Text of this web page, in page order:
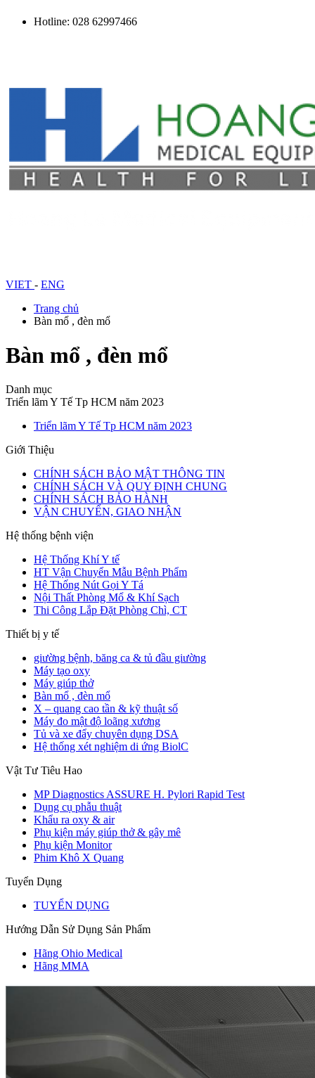
Hotline: 028 62997466
VIET - ENG
Trang chủ
Bàn mổ , đèn mổ
Bàn mổ , đèn mổ
Danh mục
Triển lãm Y Tế Tp HCM năm 2023
Triển lãm Y Tế Tp HCM năm 2023
Giới Thiệu
CHÍNH SÁCH BẢO MẬT THÔNG TIN
CHÍNH SÁCH VÀ QUY ĐỊNH CHUNG
CHÍNH SÁCH BẢO HÀNH
VẬN CHUYỂN, GIAO NHẬN
Hệ thống bệnh viện
Hệ Thống Khí Y tế
HT Vận Chuyển Mẫu Bệnh Phẩm
Hệ Thống Nút Gọi Y Tá
Nội Thất Phòng Mổ & Khí Sạch
Thi Công Lắp Đặt Phòng Chì, CT
Thiết bị y tế
giường bệnh, băng ca & tủ đầu giường
Máy tạo oxy
Máy giúp thở
Bàn mổ , đèn mổ
X – quang cao tần & kỹ thuật số
Máy đo mật độ loãng xương
Tủ và xe đẩy chuyên dụng DSA
Hệ thống xét nghiệm di ứng BiolC
Vật Tư Tiêu Hao
MP Diagnostics ASSURE H. Pylori Rapid Test
Dụng cụ phẫu thuật
Khẩu ra oxy & air
Phụ kiện máy giúp thở & gây mê
Phụ kiện Monitor
Phim Khô X Quang
Tuyển Dụng
TUYỂN DỤNG
Hướng Dẫn Sử Dụng Sản Phẩm
Hãng Ohio Medical
Hãng MMA